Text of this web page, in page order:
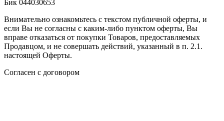
Бик 044030653
Внимательно ознакомьтесь с текстом публичной оферты, и
если Вы не согласны с каким-либо пунктом оферты, Вы
вправе отказаться от покупки Товаров, предоставляемых
Продавцом, и не совершать действий, указанный в п. 2.1.
настоящей Оферты.
Согласен с договором